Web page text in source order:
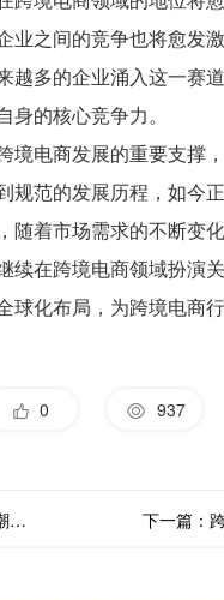
业之间的竞争也将愈发
越多的企业涌入这一赛
的核心竞争力。
境电商发展的重要支撑
规范的发展历程，如今
随着市场需求的不断变
续在跨境电商领域扮演
球化布局，为跨境电商
0 937
上一篇：跨境电商浪潮下，海外仓运营的挑战与应对之道